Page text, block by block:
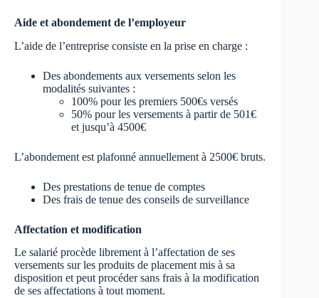
Aide et abondement de l’employeur
L’aide de l’entreprise consiste en la prise en charge :
Des abondements aux versements selon les
modalités suivantes :
100% pour les premiers 500€s versés
50% pour les versements à partir de 501€
et jusqu’à 4500€
L’abondement est plafonné annuellement à 2500€ bruts.
Des prestations de tenue de comptes
Des frais de tenue des conseils de surveillance
Affectation et modification
Le salarié procède librement à l’affectation de ses
versements sur les produits de placement mis à sa
disposition et peut procéder sans frais à la modification
de ses affectations à tout moment.